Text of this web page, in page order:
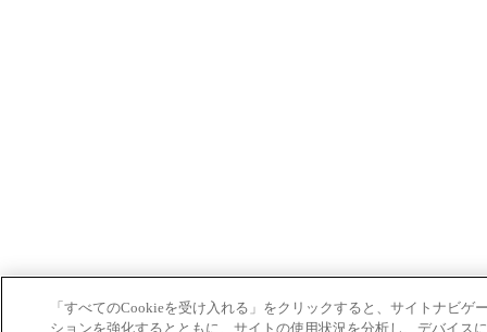
「すべてのCookieを受け入れる」をクリックすると、サイトナビゲ
ションを強化するとともに、サイトの使用状況を分析し、デバイス